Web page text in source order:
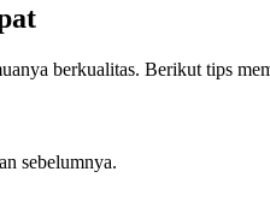
berkualitas. Berikut tips
sebelumnya.